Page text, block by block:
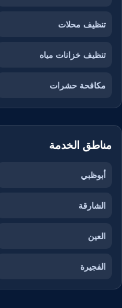
تنظيف محلات
تنظيف خزانات مياه
مكافحة حشرات
مناطق الخدمة
أبوظبي
الشارقة
العين
الفجيرة